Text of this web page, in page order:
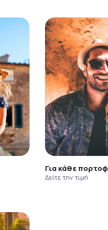
Για κάθε
Δείτε την τιμή